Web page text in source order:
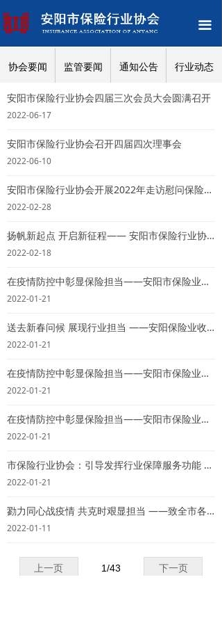
끀
网站首页
关于协会
新闻中心
保险知识
消费维权
保险中介
清廉文化
协会要闻 监管要闻 通知公告 行业动态
安阳市保险行业协会四届三次会员大会圆满召开
2022-06-17
安阳市保险行业协会召开四届四次理事会
2022-06-10
安阳市保险行业协会开展2022年走访慰问保险业困难职工活动
2022-02-28
扬帆新起点 开启新征程—— 安阳市保险行业协会组织召开2021年总结表彰暨2022年工作部署动员大会
2022-02-18
在疫情防控中彰显保险担当——安阳市保险业助力疫情防控一线纪实（二）
2022-01-21
送去新春问候 展现行业担当 ——安阳保险业收到疫情防控指挥部感谢信
2022-01-21
在疫情防控中彰显保险担当——安阳市保险业助力疫情防控一线纪实（一）
2022-01-21
在疫情防控中彰显保险担当——安阳市保险业助力疫情防控一线纪实（三）
2022-01-21
市保险行业协会：引导发挥行业保障服务功能 助力打赢疫情防控阻击战
2022-01-21
勠力同心战疫情 共克时艰显担当 ——致全市各级保险机构、广大保险业干部职工的倡议书
2022-01-11
上一页 下一页
1/43